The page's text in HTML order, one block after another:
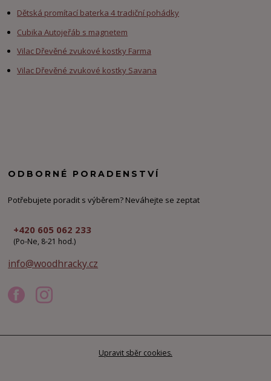
Dětská promítací baterka 4 tradiční pohádky
Cubika Autojeřáb s magnetem
Vilac Dřevěné zvukové kostky Farma
Vilac Dřevěné zvukové kostky Savana
ODBORNÉ PORADENSTVÍ
Potřebujete poradit s výběrem? Neváhejte se zeptat
+420 605 062 233
(Po-Ne, 8-21 hod.)
info@woodhracky.cz
Upravit sběr cookies.